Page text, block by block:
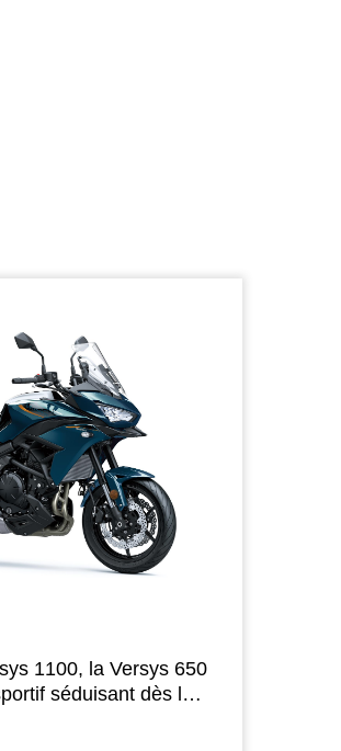
1100, la Versys 650
séduisant dès le
de l’avant à